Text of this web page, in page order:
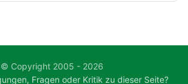
© Copyright 2005 - 2026
Fragen oder Kritik zu dieser Seite?